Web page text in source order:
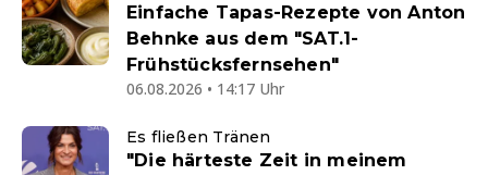
Einfache Tapas-Rezepte von Anton
Behnke aus dem "SAT.1-
Frühstücksfernsehen"
06.08.2026 • 14:17 Uhr
Es fließen Tränen
"Die härteste Zeit in meinem